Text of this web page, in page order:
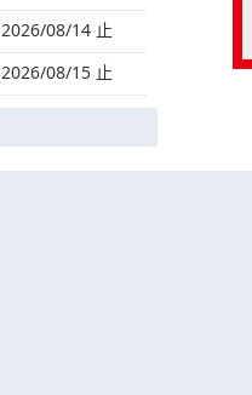
2026/08/14 止
2026/08/15 止